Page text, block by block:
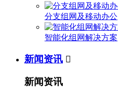
分支组网及移动办公
智能化组网解决方案
新闻资讯 
新闻资讯